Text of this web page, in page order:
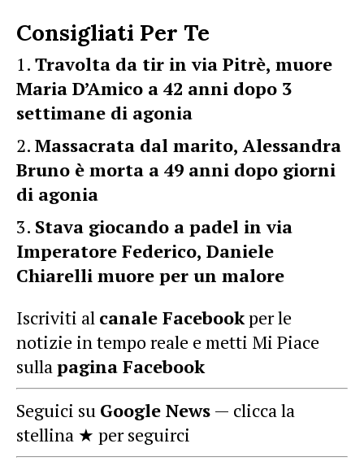
Consigliati Per Te
Travolta da tir in via Pitrè, muore
Maria D’Amico a 42 anni dopo 3
settimane di agonia
Massacrata dal marito, Alessandra
Bruno è morta a 49 anni dopo giorni
di agonia
Stava giocando a padel in via
Imperatore Federico, Daniele
Chiarelli muore per un malore
Iscriviti al canale Facebookper le
notizie in tempo reale e metti Mi Piace
sullapagina Facebook
Seguici su Google News — clicca la
stellina ★ per seguirci